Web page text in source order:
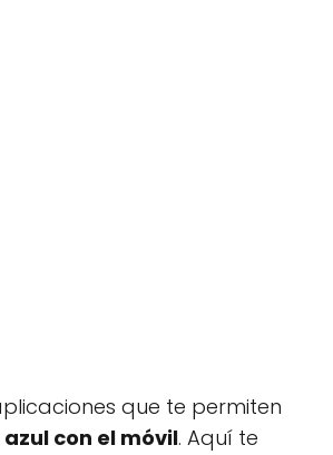
que te permiten
con el móvil. Aquí te